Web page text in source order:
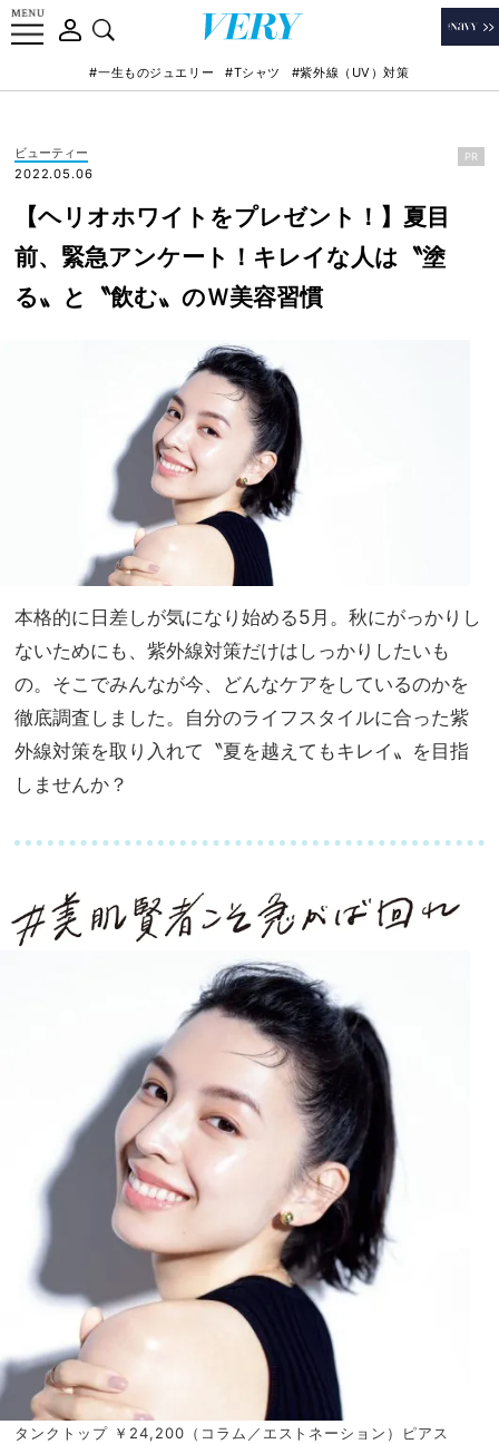
#一生ものジュエリー #Tシャツ #紫外線（UV）対策
ビューティー
2022.05.06
PR
【ヘリオホワイトをプレゼント！】夏目
前、緊急アンケート！キレイな人は〝塗
る〟と〝飲む〟のＷ美容習慣
本格的に日差しが気になり始める5月。秋にがっかりし
ないためにも、紫外線対策だけはしっかりしたいも
の。そこでみんなが今、どんなケアをしているのかを
徹底調査しました。自分のライフスタイルに合った紫
外線対策を取り入れて〝夏を越えてもキレイ〟を目指
しませんか？
タンクトップ ￥24,200（コラム／エストネーション）ピアス